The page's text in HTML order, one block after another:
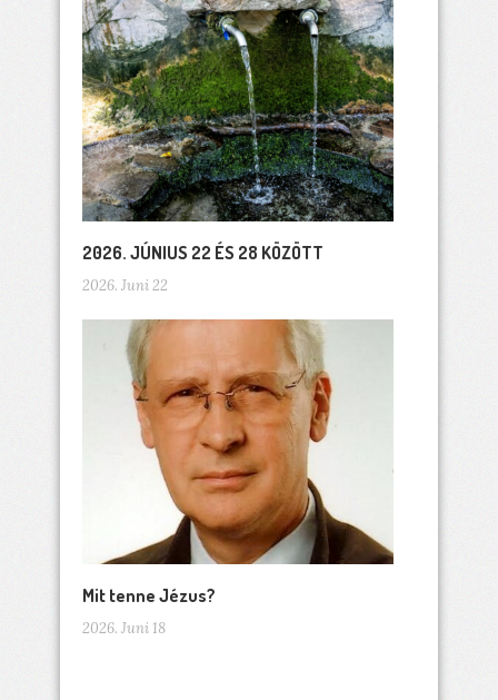
2026. JÚNIUS 22 ÉS 28 KÖZÖTT
2026. Juni 22
Mit tenne Jézus?
2026. Juni 18